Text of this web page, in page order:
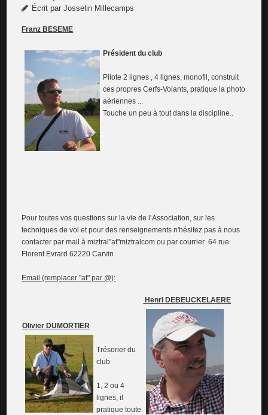
Écrit par Josselin Millecamps
Franz BESEME
Président du club
Pilote 2 lignes , 4 lignes, monofil, construit
ces propres Cerfs-Volants, pratique la photo
aériennes ...
Touche un peu à tout dans la discipline..
Pour toutes vos questions sur la vie de l’Association, sur les
techniques de vol et pour des renseignements n'hésitez pas à nous
contacter par mail à miztral"at"miztralcom ou par courrier 64 rue
Florent Evrard 62220 Carvin
Email (remplacer "at" par @):
Olivier DUMORTIER
Trésorier du
club
1, 2 ou 4
lignes, il
pratique toute
Henri DEBEUCKELAERE